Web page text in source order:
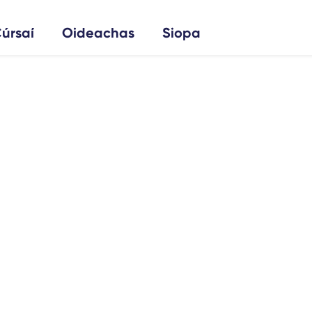
Oideachas Siopa